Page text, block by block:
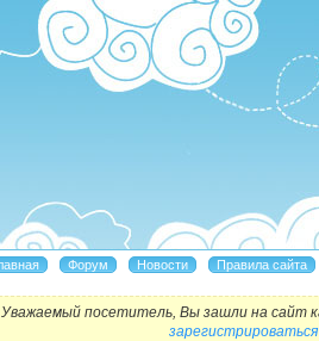
Уважаемый посетитель, Вы зашли на сайт
зарегистрироваться